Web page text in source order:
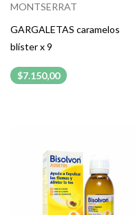
MONTSERRAT
GARGALETAS caramelos
blíster x 9
$7.150,00